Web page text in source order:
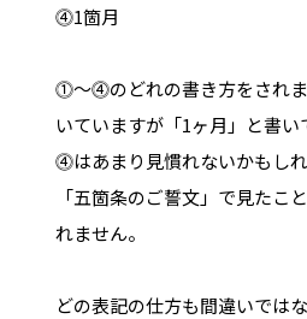
⓸1箇月
⓵～⓸のどれの書き方をされ
いていますが「1ヶ月」と書い
⓸はあまり見慣れないかもし
「五箇条のご誓文」で見たこ
れません。
どの表記の仕方も間違いではな